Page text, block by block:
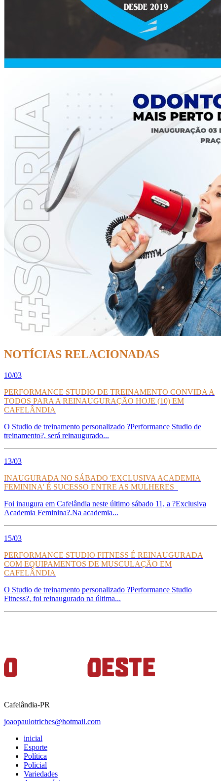
NOTÍCIAS RELACIONADAS
10/03
PERFORMANCE STUDIO DE TREINAMENTO CONVIDA A
TODOS PARA A REINAUGURAÇÃO HOJE (10) EM
CAFELÂNDIA
O Studio de treinamento personalizado ?Performance Studio de
treinamento?, será reinaugurado...
13/03
INAUGURADA NO SÁBADO 'EXCLUSIVA ACADEMIA
FEMININA' É SUCESSO ENTRE AS MULHERES
Foi inaugura em Cafelândia neste último sábado 11, a ?Exclusiva
Academia Feminina?.Na academia...
15/03
PERFORMANCE STUDIO FITNESS É REINAUGURADA
COM EQUIPAMENTOS DE MUSCULAÇÃO EM
CAFELÂNDIA
O Studio de treinamento personalizado ?Performance Studio
Fitness?, foi reinaugurado na última...
Cafelândia-PR
joaopaulotriches@hotmail.com
inicial
Esporte
Política
Policial
Variedades